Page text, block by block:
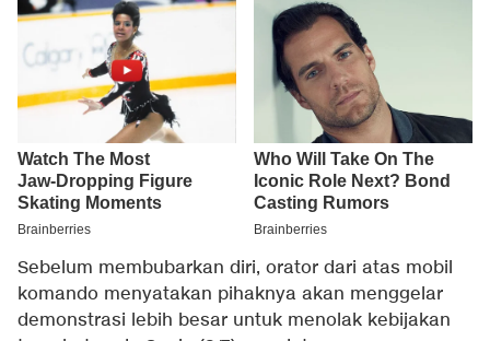
Sebelum membubarkan diri, orator dari atas mobil
komando menyatakan pihaknya akan menggelar
demonstrasi lebih besar untuk menolak kebijakan